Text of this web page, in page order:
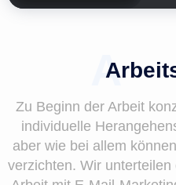
Zu Beginn der Arbeit
individuelle
aber wie bei allem
verzichten. Wir